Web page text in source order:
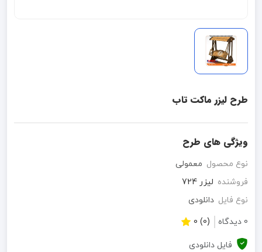
طرح لیزر ماکت تاب
ویژگی های طرح
نوع محصول معمولی
فروشنده لیزر 724
نوع فایل دانلودی
0 دیدگاه
(0) 0
فایل دانلودی